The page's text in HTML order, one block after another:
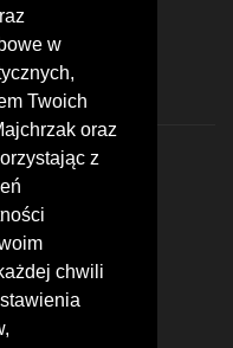
w
Twoich
oraz
z
chwili